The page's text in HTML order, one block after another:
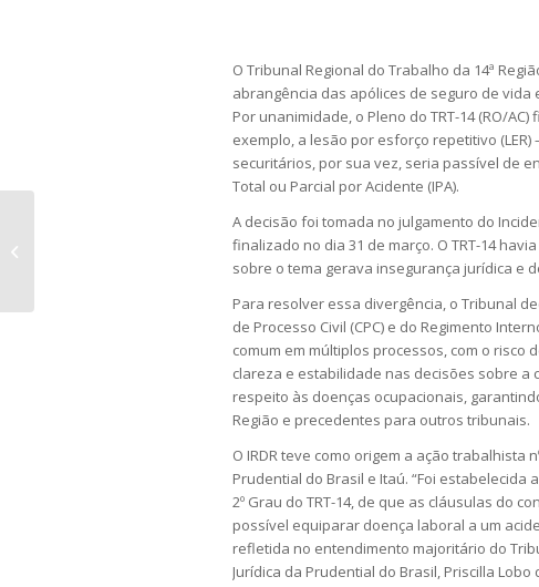
O Tribunal Regional do Trabalho da 14ª
abrangência das apólices de seguro de
Por unanimidade, o Pleno do TRT-14 (RO/
exemplo, a lesão por esforço repetitivo
securitários, por sua vez, seria passível de
Total ou Parcial por Acidente (IPA).
A decisão foi tomada no julgamento do
finalizado no dia 31 de março. O TRT-14
sobre o tema gerava insegurança jurídica e
Para resolver essa divergência, o Tribunal
de Processo Civil (CPC) e do Regimento
comum em múltiplos processos, com o
clareza e estabilidade nas decisões sobre
respeito às doenças ocupacionais,
Região e precedentes para outros tribunais.
O IRDR teve como origem a ação trabalhista
Prudential do Brasil e Itaú. “Foi estabelecida
2º Grau do TRT-14, de que as cláusulas do
possível equiparar doença laboral a um
refletida no entendimento majoritário do
Jurídica da Prudential do Brasil, Priscilla Lobo
Terceira Turma considera válida
exclusão extrajudicial de sócio